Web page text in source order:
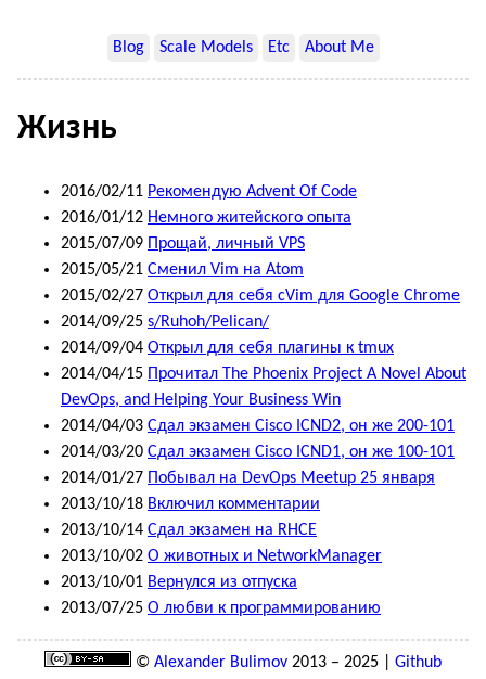
Blog Scale Models Etc About Me
Жизнь
2016/02/11 Рекомендую Advent Of Code
2016/01/12 Немного житейского опыта
2015/07/09 Прощай, личный VPS
2015/05/21 Сменил Vim на Atom
2015/02/27 Открыл для себя cVim для Google Chrome
2014/09/25 s/Ruhoh/Pelican/
2014/09/04 Открыл для себя плагины к tmux
2014/04/15 Прочитал The Phoenix Project A Novel About
DevOps, and Helping Your Business Win
2014/04/03 Сдал экзамен Cisco ICND2, он же 200-101
2014/03/20 Сдал экзамен Cisco ICND1, он же 100-101
2014/01/27 Побывал на DevOps Meetup 25 января
2013/10/18 Включил комментарии
2013/10/14 Сдал экзамен на RHCE
2013/10/02 О животных и NetworkManager
2013/10/01 Вернулся из отпуска
2013/07/25 О любви к программированию
© Alexander Bulimov 2013 – 2025 | Github